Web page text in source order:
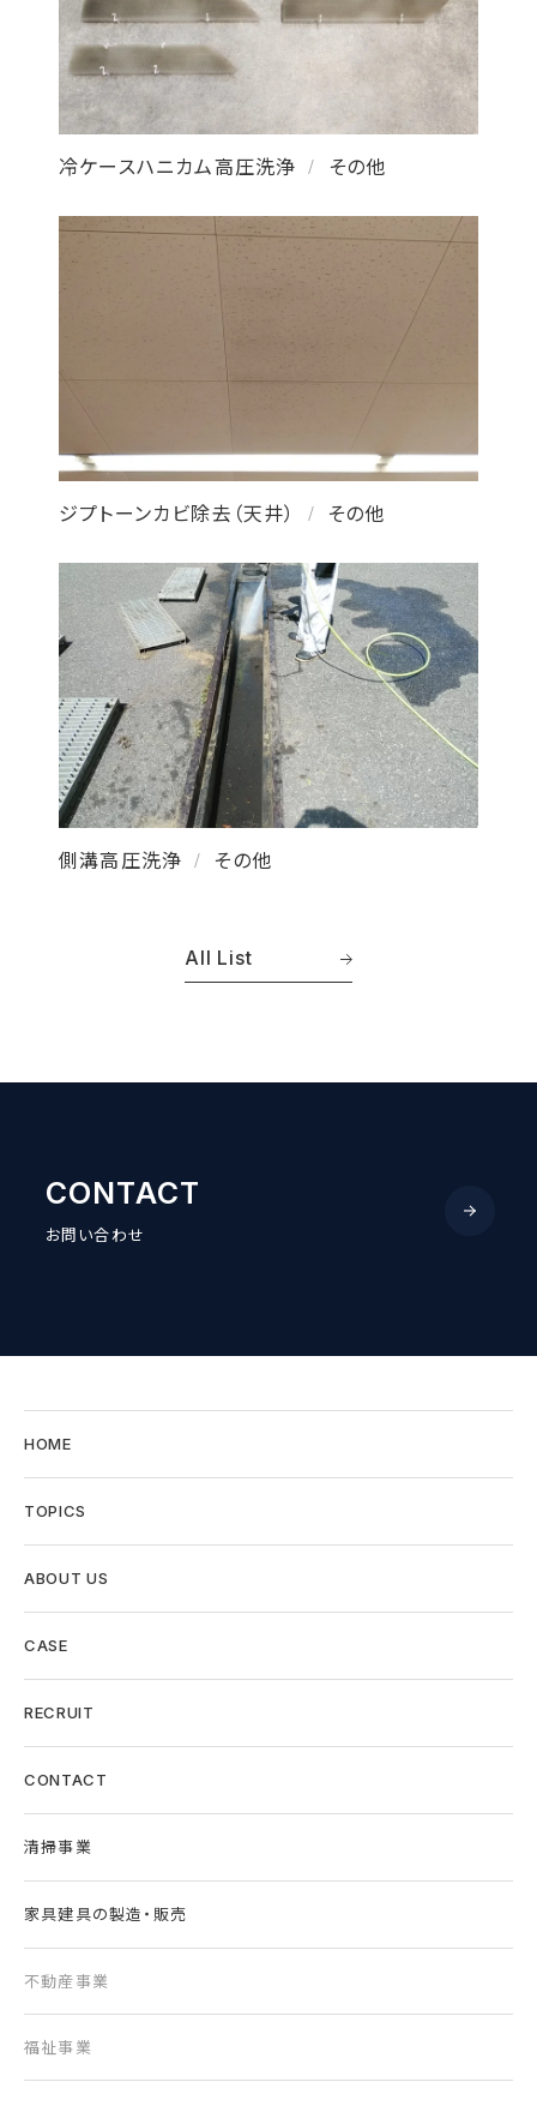
冷ケースハニカム高圧洗浄 / その他
ジプトーンカビ除去（天井） / その他
側溝高圧洗浄 / その他
All List
CONTACT
お問い合わせ
HOME
TOPICS
ABOUT US
CASE
RECRUIT
CONTACT
清掃事業
家具建具の製造・販売
不動産事業
福祉事業